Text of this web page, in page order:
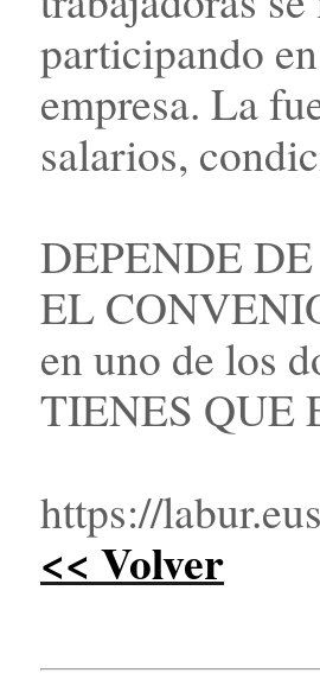
participando
empresa. La
salarios,
DEPENDE
EL
en uno de los
TIENES QUE
https://
<< Volver